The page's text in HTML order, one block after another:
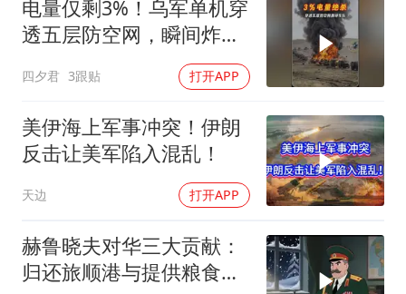
电量仅剩3%！乌军单机穿
透五层防空网，瞬间炸飞
四夕君 3跟贴 打开APP
美伊海上军事冲突！伊朗
反击让美军陷入混乱！
天边 打开APP
赫鲁晓夫对华三大贡献：
归还旅顺港与提供粮食援